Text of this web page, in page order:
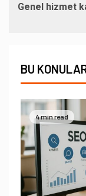
Genel hizmet
BU
4 min read